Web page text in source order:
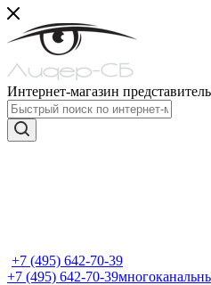
Интернет-магазин
+7 (495) 642-70-39
+7 (495) 642-70-39